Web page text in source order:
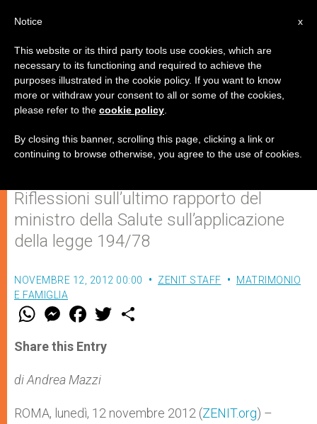
A quanto una campagna per la
difesa dei bambini non ancora
nati?
Riflessioni sull’ultimo rapporto del
ministro della Salute sull’applicazione
della legge 194/78
NOVEMBRE 12, 2012 00:00 ZENIT STAFF
MATRIMONIO
E FAMIGLIA
W
t
s
p
p
M
e
s
e
g
e
F
a
e
b
o
k
w
Share this Entry
di Andrea Mazzi
ROMA, lunedì, 12 novembre 2012 (ZENIT.org) –
x
Notice
This website or its third party tools use cookies, which are
necessary to its functioning and required to achieve the
purposes illustrated in the cookie policy. If you want to know
more or withdraw your consent to all or some of the cookies,
please refer to the cookie policy
By closing this banner, scrolling this page, clicking a link or
continuing to browse otherwise, you agree to the use of cookies.